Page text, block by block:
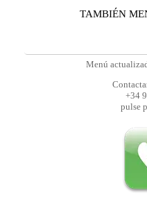
TAMBIÉN
Menú
+34
pulse